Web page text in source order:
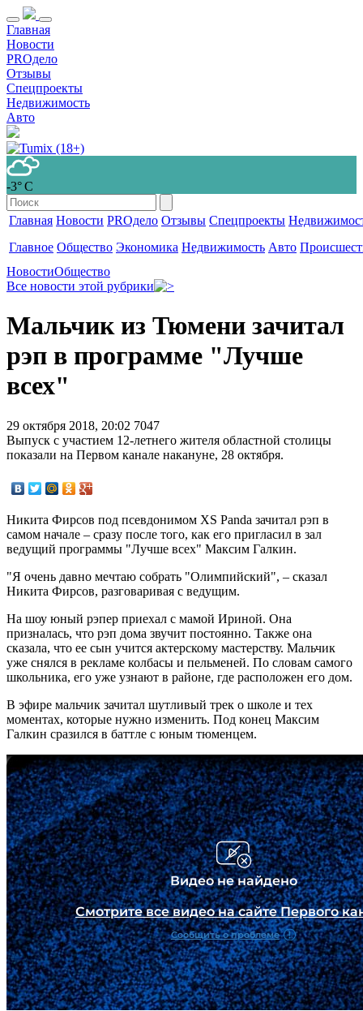
Главная
Новости
PROдело
Отзывы
Спецпроекты
Недвижимость
Авто
-3° С
Главная Новости PROдело Отзывы Спецпроекты
Главное Общество Экономика Недвижимость Авто
НовостиОбщество
Все новости этой рубрики
Мальчик из Тюмени зачитал
рэп в программе "Лучше
всех"
29 октября 2018, 20:02 7047
Выпуск с участием 12-летнего жителя областной столицы
показали на Первом канале накануне, 28 октября.
Никита Фирсов под псевдонимом XS Panda зачитал рэп в
самом начале – сразу после того, как его пригласил в зал
ведущий программы "Лучше всех" Максим Галкин.
"Я очень давно мечтаю собрать "Олимпийский", – сказал
Никита Фирсов, разговаривая с ведущим.
На шоу юный рэпер приехал с мамой Ириной. Она
призналась, что рэп дома звучит постоянно. Также она
сказала, что ее сын учится актерскому мастерству. Мальчик
уже снялся в рекламе колбасы и пельменей. По словам самого
школьника, его уже узнают в районе, где расположен его дом.
В эфире мальчик зачитал шутливый трек о школе и тех
моментах, которые нужно изменить. Под конец Максим
Галкин сразился в баттле с юным тюменцем.